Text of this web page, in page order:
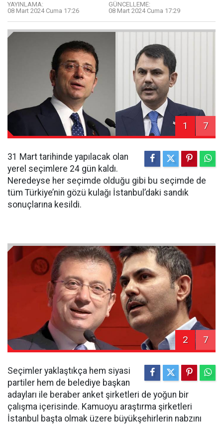
YAYINLAMA:
08 Mart 2024 Cuma 17:26
GÜNCELLEME:
08 Mart 2024 Cuma 17:29
1 7
31 Mart tarihinde yapılacak olan
yerel seçimlere 24 gün kaldı.
Neredeyse her seçimde olduğu gibi bu seçimde de
tüm Türkiye’nin gözü kulağı İstanbul’daki sandık
sonuçlarına kesildi.
2 7
Seçimler yaklaştıkça hem siyasi
partiler hem de belediye başkan
adayları ile beraber anket şirketleri de yoğun bir
çalışma içerisinde. Kamuoyu araştırma şirketleri
İstanbul başta olmak üzere büyükşehirlerin nabzını